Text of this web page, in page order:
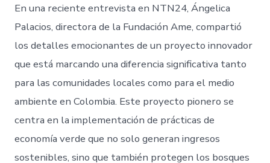
En una reciente entrevista en NTN24, Ángelica
Palacios, directora de la Fundación Ame, compartió
los detalles emocionantes de un proyecto innovador
que está marcando una diferencia significativa tanto
para las comunidades locales como para el medio
ambiente en Colombia. Este proyecto pionero se
centra en la implementación de prácticas de
economía verde que no solo generan ingresos
sostenibles, sino que también protegen los bosques